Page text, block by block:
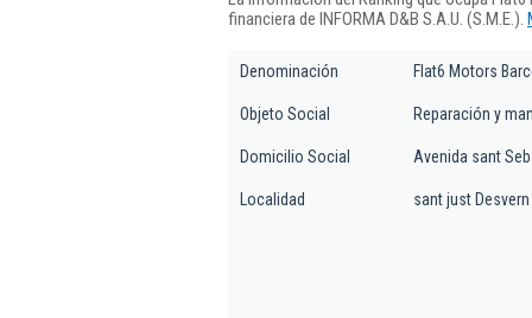
financiera de INFORMA D&B S.A.U. (S.M.E.).
Denominación Flat6 Motors
Objeto Social Reparación y
Domicilio Social Avenida sant
Localidad sant just Desvern